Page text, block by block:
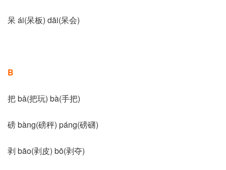
呆 ái(呆板) dāi(呆会)
B
把 bǎ(把玩) bà(手把)
磅 bàng(磅秤) páng(磅礴)
剥 bāo(剥皮) bō(剥夺)